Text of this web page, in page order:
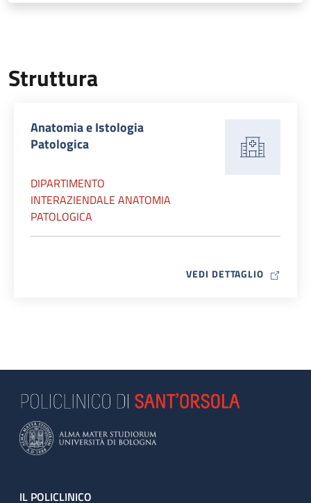
Struttura
Anatomia e Istologia
Patologica
DIPARTIMENTO
INTERAZIENDALE ANATOMIA
PATOLOGICA
VEDI DETTAGLIO MAP ICON
IL POLICLINICO